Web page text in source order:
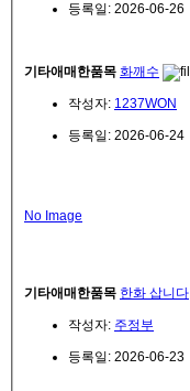
등록일: 2026-06-26
기타애매한품목 화깨수
작성자: 1237WON
등록일: 2026-06-24
No Image
기타애매한품목 한화 삽니다
작성자: 주정부
등록일: 2026-06-23